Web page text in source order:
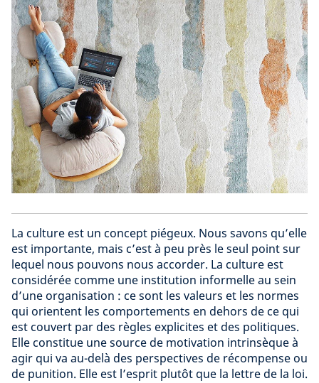
La culture est un concept piégeux. Nous savons qu’elle
est importante, mais c’est à peu près le seul point sur
lequel nous pouvons nous accorder. La culture est
considérée comme une institution informelle au sein
d’une organisation : ce sont les valeurs et les normes
qui orientent les comportements en dehors de ce qui
est couvert par des règles explicites et des politiques.
Elle constitue une source de motivation intrinsèque à
agir qui va au-delà des perspectives de récompense ou
de punition. Elle est l’esprit plutôt que la lettre de la loi.